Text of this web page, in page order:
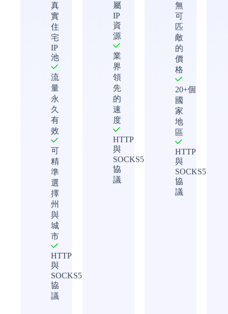
真
實
住
宅
IP
池
流
量
永
久
有
效
可
精
準
選
擇
州
與
城
市
HTTP
與
SOCKS5
協
議
屬
IP
資
源
業
界
領
先
的
速
度
HTTP
與
SOCKS5
協
議
無
可
匹
敵
的
價
格
20+個
國
家
地
區
HTTP
與
SOCKS5
協
議